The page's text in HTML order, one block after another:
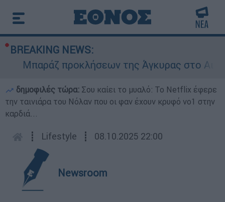
BREAKING NEWS:
Μπαράζ προκλήσεων της Άγκυρας στο
δημοφιλές τώρα: Σου καίει το μυαλό: Το Netflix έφερε
την ταινιάρα του Νόλαν που οι φαν έχουν κρυφό νο1 στην
καρδιά...
┋ Lifestyle ┋ 08.10.2025 22:00
Newsroom